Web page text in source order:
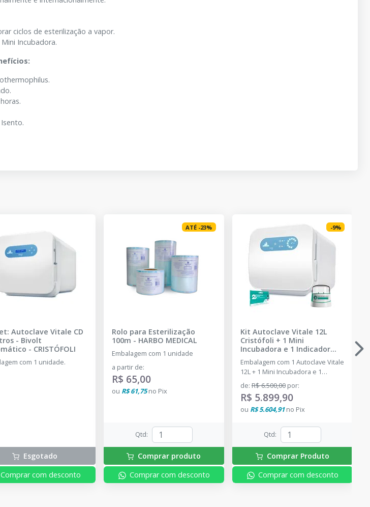
ciclos de esterilização a vapor.
Incubadora.
Autoclave Vitale CD
- Bivolt
- CRISTÓFOLI
com 1 unidade.
Esgotado
Comprar com desconto
ATÉ -23%
Rolo para Esterilização
100m - HARBO MEDICAL
Embalagem com 1 unidade
a partir de:
R$ 65,00
ou R$ 61,75no Pix
Qtd:
Comprar produto
Comprar com desconto
-9%
Kit Autoclave Vitale 12L
Cristófoli + 1 Mini
Incubadora e 1 Indicador
Biológico
CRISTÓFOLI -
DENTAL PRIME
Embalagem com 1 Autoclave Vitale
12L + 1 Mini Incubadora e 1
Indicador Biológico
de:R$ 6.500,00 por:
R$ 5.899,90
ou R$ 5.604,91no Pix
Qtd:
Comprar Produto
Comprar com desconto